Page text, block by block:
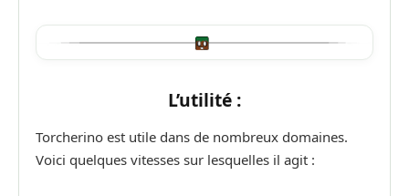
L’utilité :
Torcherino est utile dans de nombreux domaines.
Voici quelques vitesses sur lesquelles il agit :